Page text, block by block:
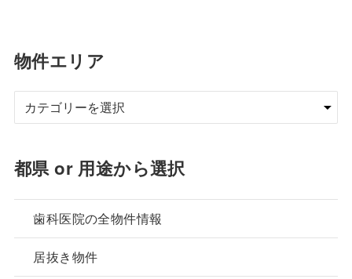
物件エリア
都県 or 用途から選択
歯科医院の全物件情報
居抜き物件